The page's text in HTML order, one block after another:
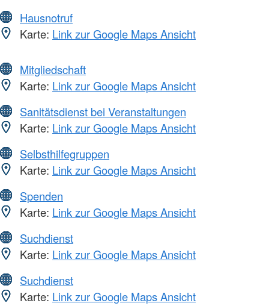
Hausnotruf
Karte: Link zur Google Maps Ansicht
Mitgliedschaft
Karte: Link zur Google Maps Ansicht
Sanitätsdienst bei Veranstaltungen
Karte: Link zur Google Maps Ansicht
Selbsthilfegruppen
Karte: Link zur Google Maps Ansicht
Spenden
Karte: Link zur Google Maps Ansicht
Suchdienst
Karte: Link zur Google Maps Ansicht
Suchdienst
Karte: Link zur Google Maps Ansicht